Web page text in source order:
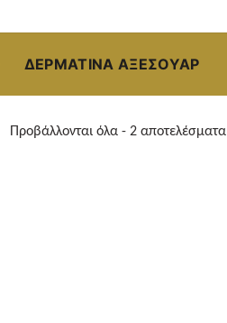
ΔΕΡΜΆΤΙΝΑ ΑΞΕΣΟΥΆΡ
Προβάλλονται όλα - 2 αποτελέσματα